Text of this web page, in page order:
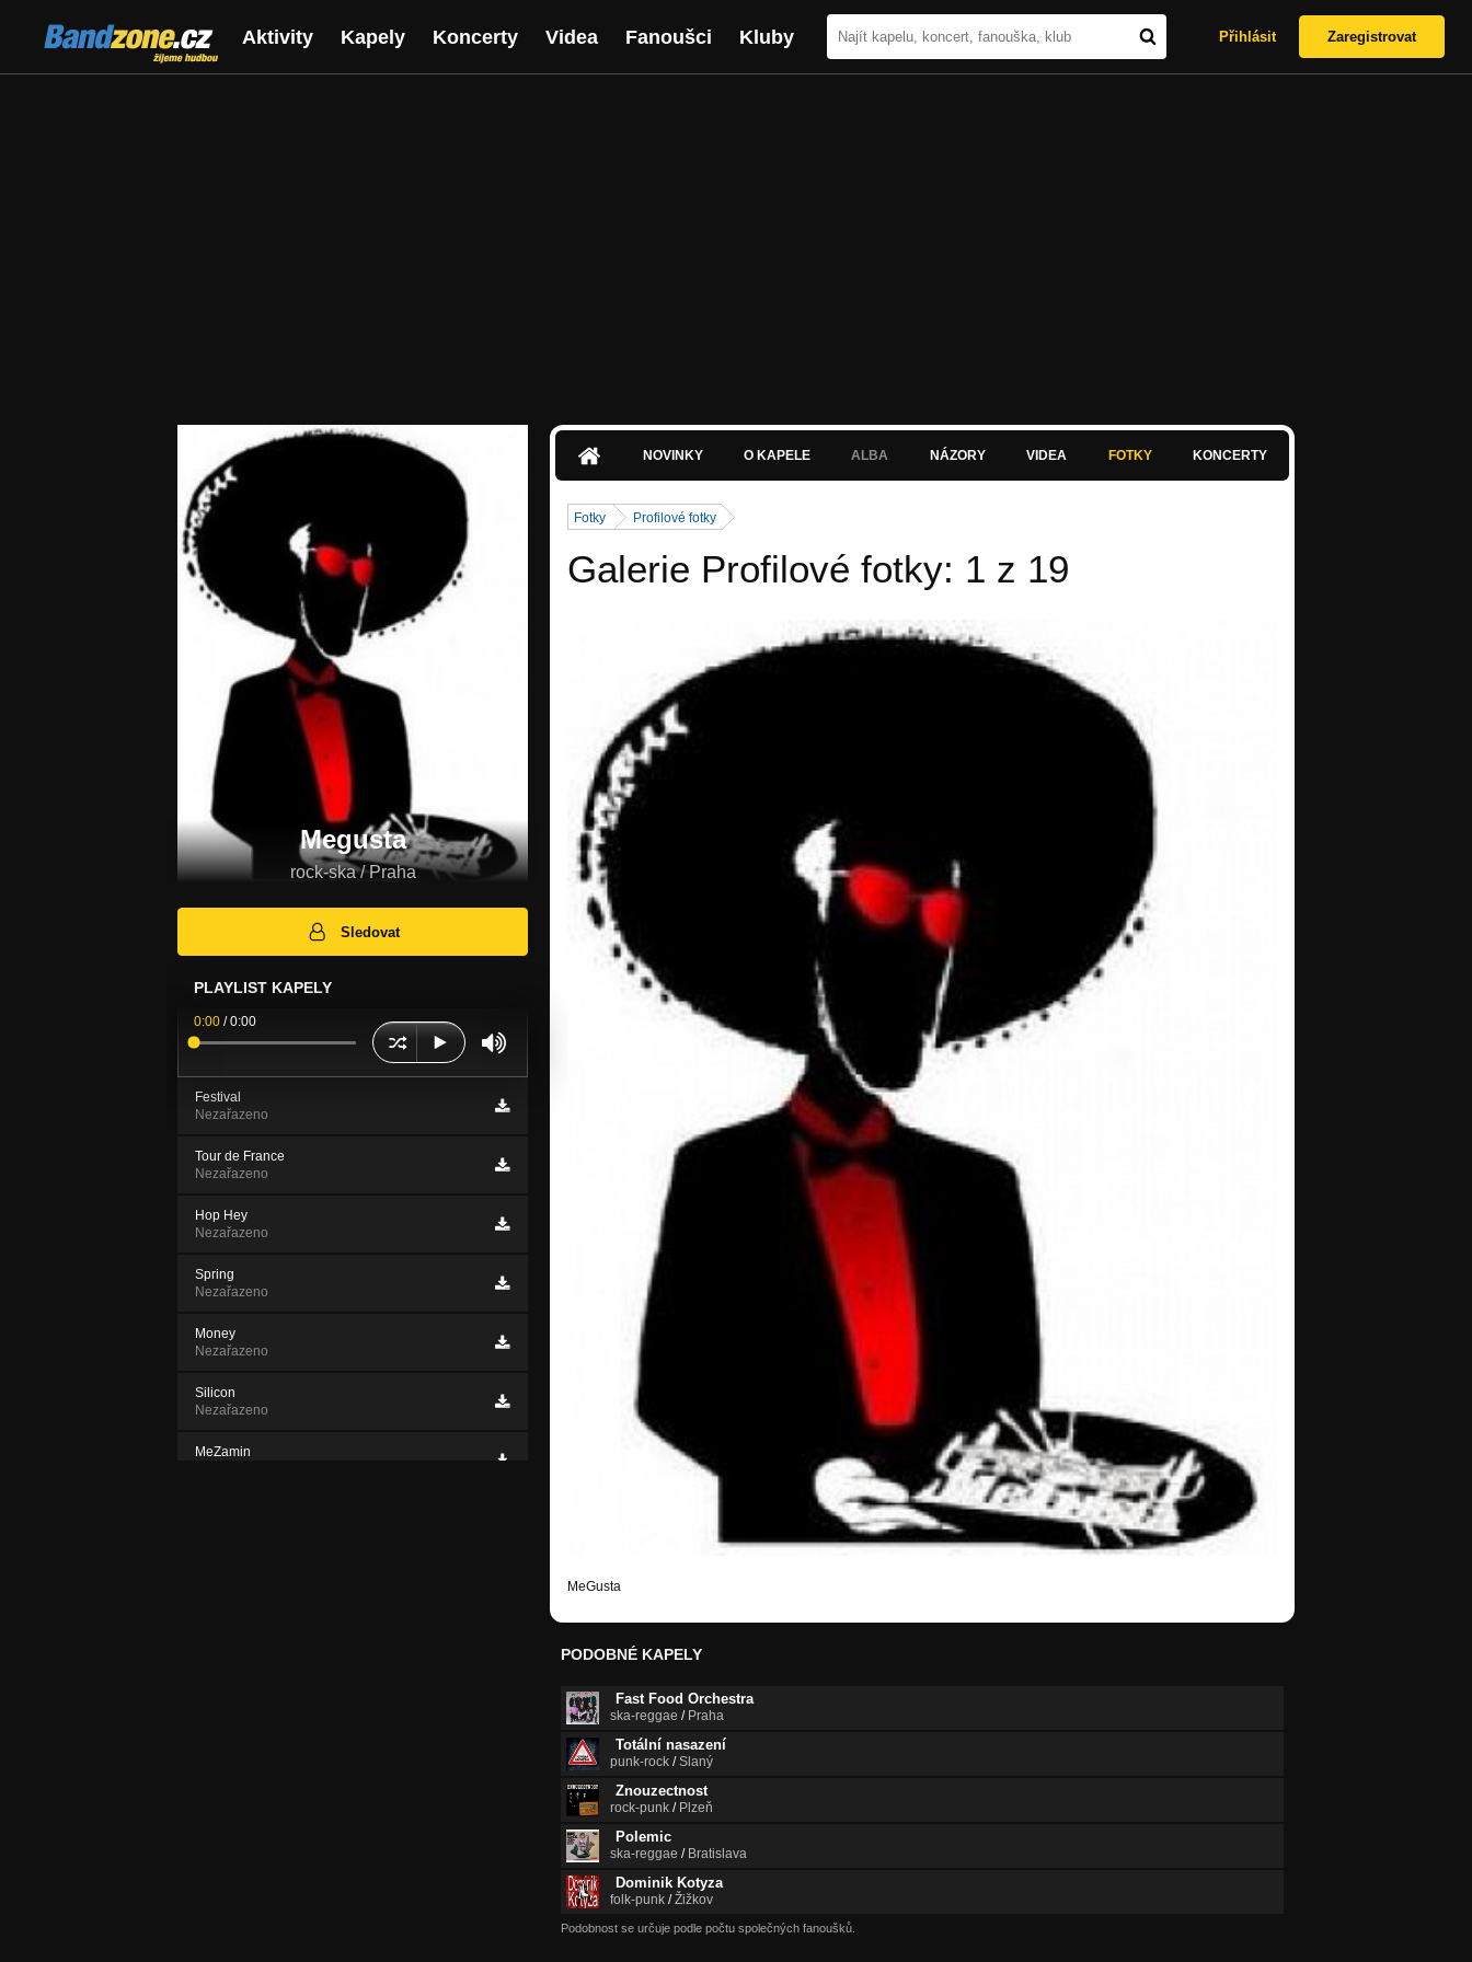
Bandzone.cz
žijeme hudbou
Aktivity Kapely Koncerty Videa Fanoušci Kluby Přihlásit Zaregistrovat
Megusta
rock-ska / Praha
Sledovat
PLAYLIST KAPELY
0:00 /0:00
Festival
Nezařazeno
Tour de France
Nezařazeno
Hop Hey
Nezařazeno
Spring
Nezařazeno
Money
Nezařazeno
Silicon
Nezařazeno
MeZamin
NOVINKY O KAPELE ALBA NÁZORY VIDEA FOTKY KONCERTY
Fotky Profilové fotky
Galerie Profilové fotky: 1 z 19
MeGusta
PODOBNÉ KAPELY
Fast Food Orchestra
ska-reggae / Praha
Totální nasazení
punk-rock /Slaný
Znouzectnost
rock-punk / Plzeň
Polemic
ska-reggae / Bratislava
Dominik Kotyza
folk-punk /Žižkov
Podobnost se určuje podle počtu společných fanoušků.